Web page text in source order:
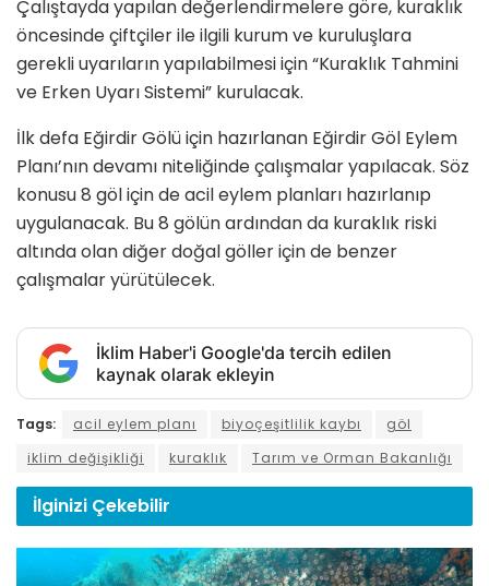
Çalıştayda yapılan değerlendirmelere göre, kuraklık
öncesinde çiftçiler ile ilgili kurum ve kuruluşlara
gerekli uyarıların yapılabilmesi için “Kuraklık Tahmini
ve Erken Uyarı Sistemi” kurulacak.
İlk defa Eğirdir Gölü için hazırlanan Eğirdir Göl Eylem
Planı’nın devamı niteliğinde çalışmalar yapılacak. Söz
konusu 8 göl için de acil eylem planları hazırlanıp
uygulanacak. Bu 8 gölün ardından da kuraklık riski
altında olan diğer doğal göller için de benzer
çalışmalar yürütülecek.
İklim Haber'i Google'da tercih edilen
kaynak olarak ekleyin
Tags: acil eylem planı biyoçeşitlilik kaybı
göl
iklim değişikliği
kuraklık Tarım ve Orman Bakanlığı
İlginizi Çekebilir